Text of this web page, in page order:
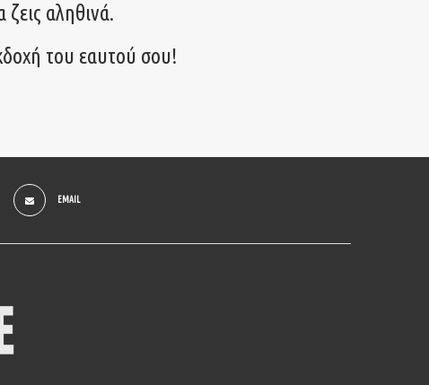
αληθινά.
του εαυτού σου!
EMAIL